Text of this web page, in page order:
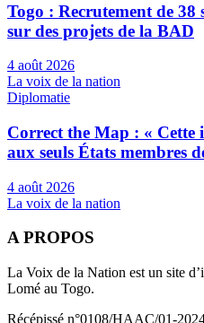
Togo : Recrutement de 38
sur des projets de la BAD
4 août 2026
La voix de la nation
Diplomatie
Correct the Map : « Cette
aux seuls États membres
4 août 2026
La voix de la nation
A PROPOS
La Voix de la Nation est un site
Lomé au Togo.
Récépissé n°0108/HAAC/01-